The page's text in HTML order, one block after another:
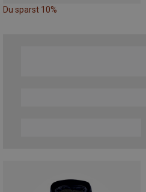
Du sparst 10%